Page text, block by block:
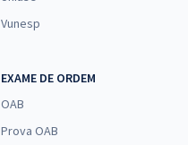
Vunesp
EXAME DE ORDEM
OAB
Prova OAB